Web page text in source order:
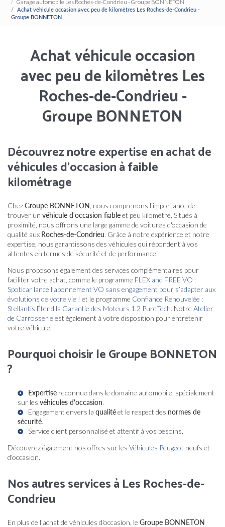
Garage automobile Les Roches-de-Condrieu - Groupe BONNETON
Achat véhicule occasion avec peu de kilomètres Les Roches-de-Condrieu -
Groupe BONNETON
Achat véhicule occasion
avec peu de kilomètres Les
Roches-de-Condrieu -
Groupe BONNETON
Découvrez notre expertise en achat de
véhicules d'occasion à faible
kilométrage
ChezGroupe BONNETON , nous comprenons l'importance de
trouver un véhicule d'occasion fiableet peu kilométré. Situés à
proximité, nous offrons une large gamme de voitures d'occasion de
qualité aux Roches-de-Condrieu. Grâce à notre expérience et notre
expertise, nous garantissons des véhicules qui répondent à vos
attentes en termes de sécurité et de performance.
Nous proposons également des services complémentaires pour
faciliter votre achat, comme le programme FLEX and FREE VO :
Spoticar lance l’abonnement VO sans engagement pour s’adapter aux
évolutions de votre vie ! et le programme Confiance Renouvelée :
Stellantis Étend la Garantie des Moteurs 1.2 PureTech. Notre Atelier
de Carrosserie est également à votre disposition pour entretenir
votre véhicule.
Pourquoi choisir le Groupe BONNETON
?
Expertise reconnue dans le domaine automobile, spécialement
sur les véhicules d'occasion.
Engagement envers la qualitéet le respect des normes de
sécurité.
Service client personnalisé et attentif à vos besoins.
Découvrez également nos offres sur les Véhicules Peugeot neufs et
d'occasion.
Nos autres services à Les Roches-de-
Condrieu
En plus de l'achat de véhicules d'occasion, le Groupe BONNETON